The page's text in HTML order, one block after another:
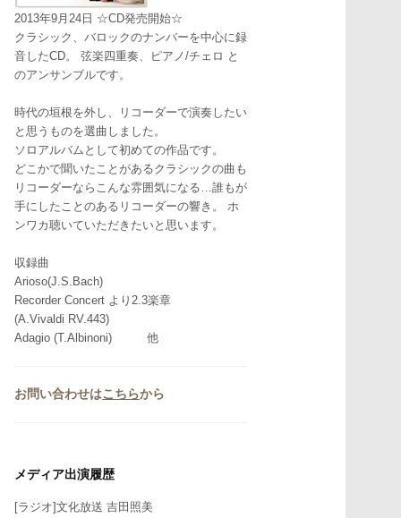
2013年9月24日 ☆CD発売開始☆
クラシック、バロックのナンバーを中心に録
音したCD。 弦楽四重奏、ピアノ/チェロ と
のアンサンブルです。
時代の垣根を外し、リコーダーで演奏したい
と思うものを選曲しました。
ソロアルバムとして初めての作品です。
どこかで聞いたことがあるクラシックの曲も
リコーダーならこんな雰囲気になる…誰もが
手にしたことのあるリコーダーの響き。 ホ
ンワカ聴いていただきたいと思います。
収録曲
Arioso(J.S.Bach)
Recorder Concert より2.3楽章
(A.Vivaldi RV.443)
Adagio (T.Albinoni) 他
お問い合わせはこちらから
メディア出演履歴
[ラジオ]文化放送 吉田照美